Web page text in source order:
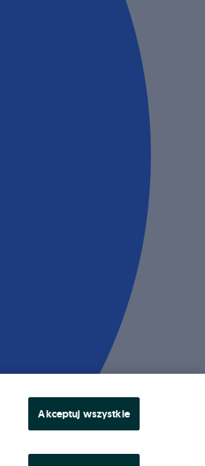
Akceptuj wszystkie